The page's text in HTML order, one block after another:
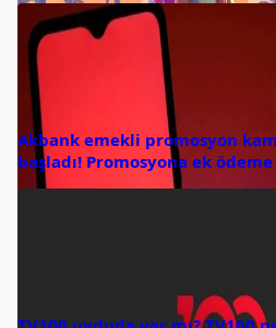
Akbank emekli promosyon
başladı! Promosyona ek